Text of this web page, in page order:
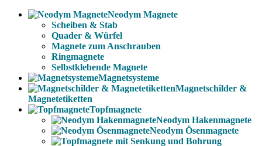
Neodym Magnete
Scheiben & Stab
Quader & Würfel
Magnete zum Anschrauben
Ringmagnete
Selbstklebende Magnete
Magnetsysteme
Magnetschilder &
Magnetetiketten
Topfmagnete
Neodym Hakenmagnete
Neodym Ösenmagnete